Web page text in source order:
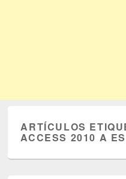
ARTÍCULOS
ACCESS 2010 A